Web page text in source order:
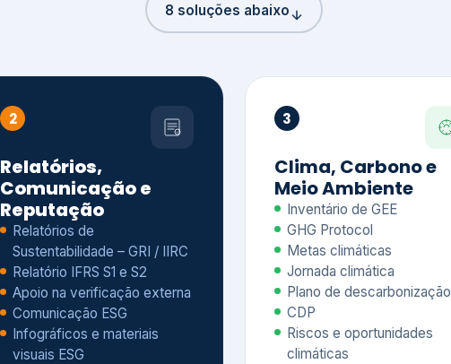
8 soluções abaixo
2
Relatórios,
Comunicação e
Reputação
Relatórios de
Sustentabilidade – GRI / IIRC
Relatório IFRS S1 e S2
Apoio na verificação externa
Comunicação ESG
Infográficos e materiais
visuais ESG
3
Clima, Carbono e
Meio Ambiente
Inventário de GEE
GHG Protocol
Metas climáticas
Jornada climática
Plano de descarbonização
CDP
Riscos e oportunidades
climáticas